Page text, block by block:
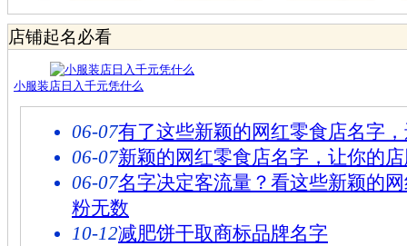
店铺起名必看
小服装店日入千元凭什么
06-07有了这些新颖的网红零食店名字
06-07新颖的网红零食店名字，让你的
06-07名字决定客流量？看这些新颖的
粉无数
10-12减肥饼干取商标品牌名字